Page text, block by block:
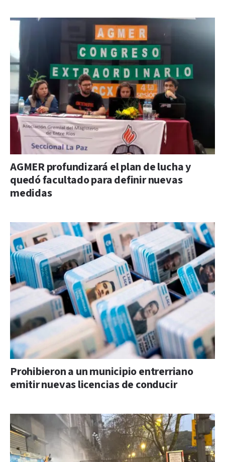
AGMER profundizará el plan de lucha y
quedó facultado para definir nuevas
medidas
Prohibieron a un municipio entrerriano
emitir nuevas licencias de conducir